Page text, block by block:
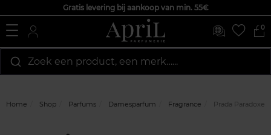
Gratis levering bij aankoop van min. 55€
0
Zoek een product, een merk…...
Home Shop Parfums Damesparfum Fragrance Prada Paradoxe